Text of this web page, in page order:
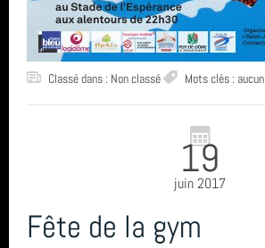
Classé dans : Non classé Mots clés : aucun
19
juin 2017
Fête de la gym